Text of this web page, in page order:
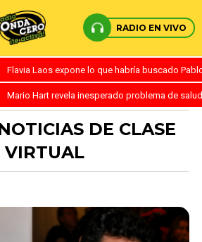
RADIO EN VIVO
Flavia Laos expone lo que habría buscado
Mario Hart revela inesperado problema de
DE CLASE
VIRTUAL